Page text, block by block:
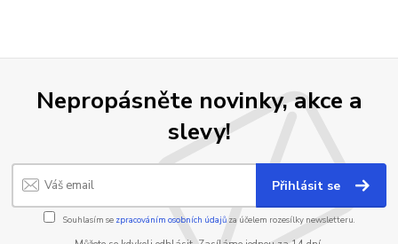
Nepropásněte novinky, akce a
slevy!
Přihlásit se
Souhlasím se zpracováním osobních údajůza účelem rozesílky newsletteru.